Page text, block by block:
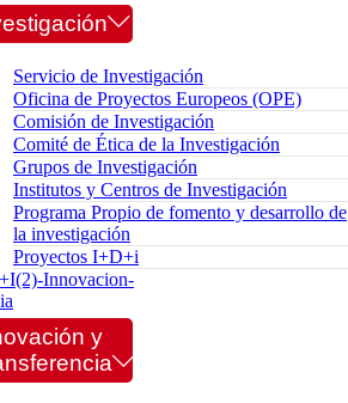
Servicio de Investigación
Oficina de Proyectos Europeos (OPE)
Comisión de Investigación
Comité de Ética de la Investigación
Grupos de Investigación
Institutos y Centros de Investigación
Programa Propio de fomento y desarrollo de
la investigación
Proyectos I+D+i
Innovacion-
y